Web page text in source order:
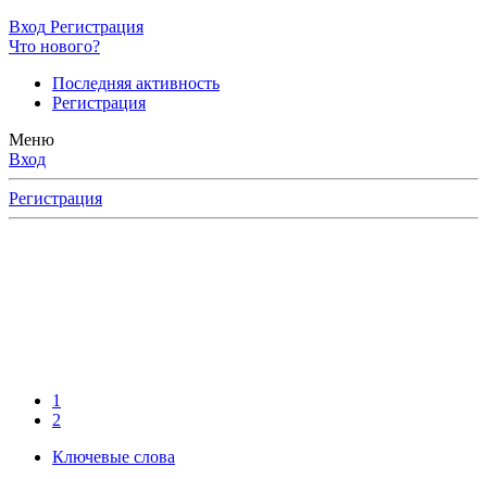
Вход Регистрация
Что нового?
Последняя активность
Регистрация
Меню
Вход
Регистрация
1
2
Ключевые слова